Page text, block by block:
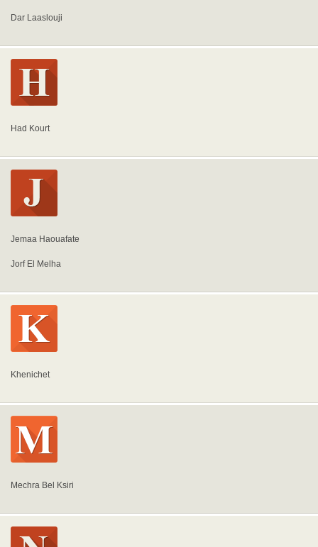
Dar Laaslouji
Had Kourt
Jemaa Haouafate
Jorf El Melha
Khenichet
Mechra Bel Ksiri